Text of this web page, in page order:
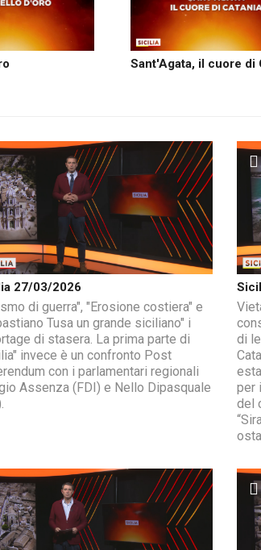
Sant'Agata, il cuore di
27/03/2026
di guerra", "Erosione costiera" e
Tusa un grande siciliano" i
di stasera. La prima parte di
invece è un confronto Post
con i parlamentari regionali
Assenza (FDI) e Nello Dipasquale
di
per
del